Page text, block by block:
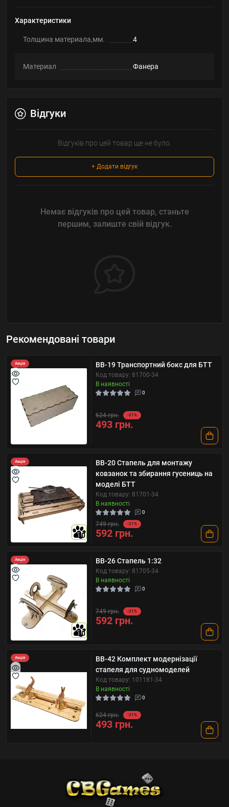
Характеристики
Толщина материала,мм. 4
Материал Фанера
Відгуки
Відгуків про цей товар ще не було.
+ Додати відгук
Немає відгуків про цей товар, станьте
першим, залиште свій відгук.
Рекомендовані товари
Акція BB-19 Транспортний бокс для БТТ
Код товару: 81700-34
В наявності
0
624 грн. -21%
493 грн.
Акція
10
BB-20 Стапель для монтажу
ковзанок та збирання гусениць на
моделі БТТ
Код товару: 81701-34
В наявності
0
749 грн. -21%
592 грн.
Акція
10
BB-26 Стапель 1:32
Код товару: 81705-34
В наявності
0
749 грн. -21%
592 грн.
Акція
BB-42 Комплект модернізації
стапеля для судномоделей
Код товару: 101181-34
В наявності
0
624 грн. -21%
493 грн.